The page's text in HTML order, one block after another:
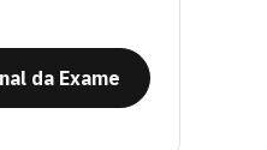
da Exame